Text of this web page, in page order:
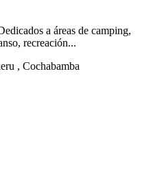
a áreas de camping,
recreación...
, Cochabamba